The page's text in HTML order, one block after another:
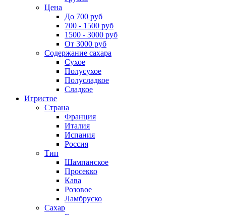
Цена
До 700 руб
700 - 1500 руб
1500 - 3000 руб
От 3000 руб
Содержание сахара
Сухое
Полусухое
Полусладкое
Сладкое
Игристое
Страна
Франция
Италия
Испания
Россия
Тип
Шампанское
Просекко
Кава
Розовое
Ламбруско
Сахар